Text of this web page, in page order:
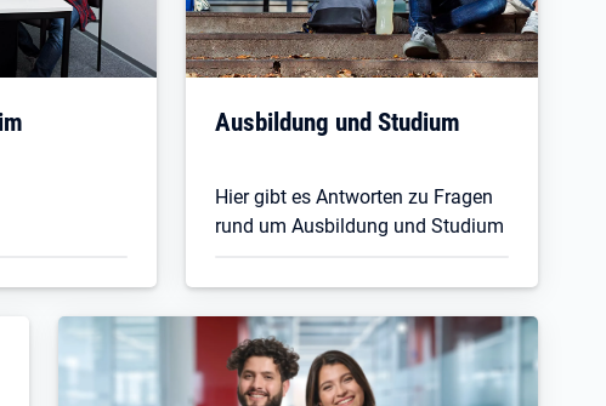
Ausbildung und Studium
Hier gibt es Antworten zu Fragen
rund um Ausbildung und Studium